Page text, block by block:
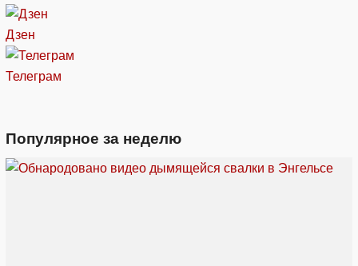
Дзен
Телеграм
Популярное за неделю